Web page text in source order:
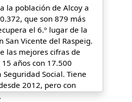
la población de Alcoy a
que son 879 más
el 6.º lugar de la
Vicente del Raspeig.
las mejores cifras de
años con 17.500
Social. Tiene
2012, pero con